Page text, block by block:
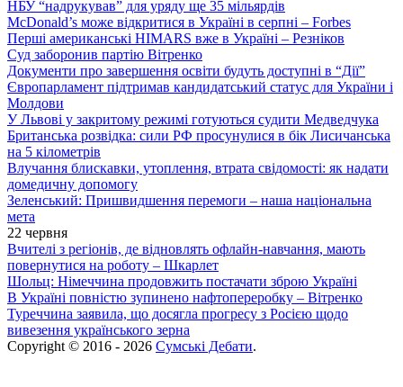
НБУ “надрукував” для уряду ще 35 мільярдів
McDonald’s може відкритися в Україні в серпні – Forbes
Перші американські HIMARS вже в Україні – Резніков
Суд заборонив партію Вітренко
Документи про завершення освіти будуть доступні в “Дії”
Європарламент підтримав кандидатський статус для України і
Молдови
У Львові у закритому режимі готуються судити Медведчука
Британська розвідка: сили РФ просунулися в бік Лисичанська
на 5 кілометрів
Влучання блискавки, утоплення, втрата свідомості: як надати
домедичну допомогу
Зеленський: Пришвидшення перемоги – наша національна
мета
22 червня
Вчителі з регіонів, де відновлять офлайн-навчання, мають
повернутися на роботу – Шкарлет
Шольц: Німеччина продовжить постачати зброю Україні
В Україні повністю зупинено нафтопереробку – Вітренко
Туреччина заявила, що досягла прогресу з Росією щодо
вивезення українського зерна
Copyright © 2016 - 2026 Сумські Дебати.